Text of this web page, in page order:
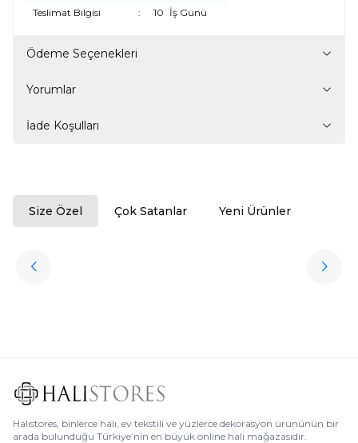
Teslimat Bilgisi
: 10 İş Günü
Ödeme Seçenekleri
Yorumlar
İade Koşulları
Size Özel Çok Satanlar Yeni Ürünler
Favorilere Ekle
3.909,80
Halıstores, binlerce halı, ev tekstili ve yüzlerce dekorasyon ürününün bir
arada bulunduğu Türkiye’nin en büyük online halı mağazasıdır.